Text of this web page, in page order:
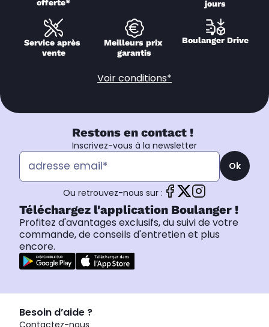
offerte*
jours
Service après
vente
Meilleurs prix
garantis
Boulanger Drive
Voir conditions*
Restons en contact !
Inscrivez-vous à la newsletter
Ok
Ou retrouvez-nous sur :
Téléchargez l'application Boulanger !
Profitez d'avantages exclusifs, du suivi de votre
commande, de conseils d'entretien et plus
encore.
Besoin d’aide ?